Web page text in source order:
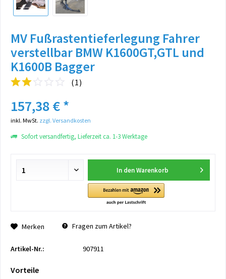
MV Fußrastentieferlegung Fahrer
verstellbar BMW K1600GT,GTL und
K1600B Bagger
(1)
157,38 € *
inkl. MwSt. zzgl. Versandkosten
Sofort versandfertig, Lieferzeit ca. 1-3 Werktage
In den Warenkorb
Merken Fragen zum Artikel?
Artikel-Nr.: 907911
Vorteile